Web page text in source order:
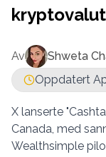
Av Shweta
Oppdatert
X lanserte
Canada, med
Wealthsimple